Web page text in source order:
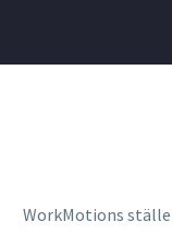
WorkMotions